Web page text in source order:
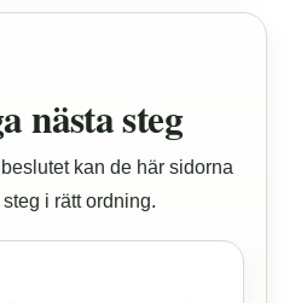
nästa steg
kan de här sidorna
i rätt ordning.